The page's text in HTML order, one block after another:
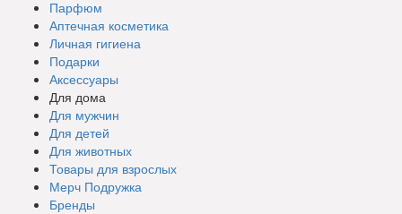
Парфюм
Аптечная косметика
Личная гигиена
Подарки
Аксессуары
Для дома
Для мужчин
Для детей
Для животных
Товары для взрослых
Мерч Подружка
Бренды